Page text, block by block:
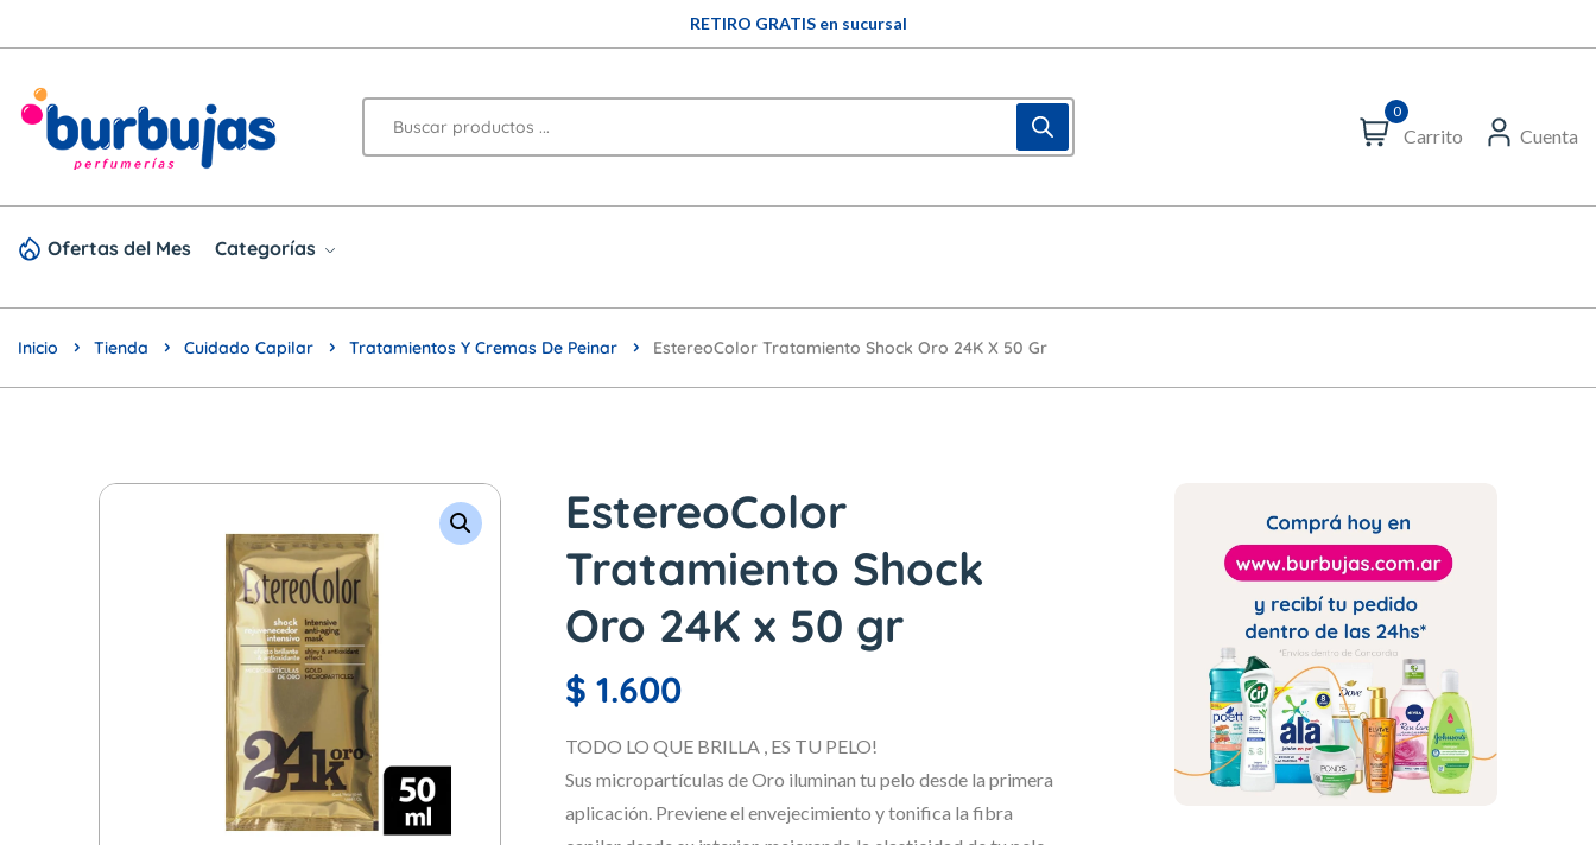
RETIRO GRATIS en sucursal
0
Carrito Cuenta
Ofertas del Mes Categorías
Inicio Tienda Cuidado Capilar Tratamientos Y Cremas De Peinar EstereoColor Tratamiento Shock Oro 24K X 50 Gr
EstereoColor
Tratamiento Shock
Oro 24K x 50 gr
$ 1.600
TODO LO QUE BRILLA , ES TU PELO!
Sus micropartículas de Oro iluminan tu pelo desde la primera
aplicación. Previene el envejecimiento y tonifica la fibra